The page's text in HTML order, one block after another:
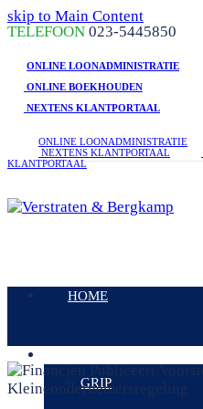
skip to Main Content
linkedin
facebook
phone
TELEFOON 023-5445850
ONLINE LOONADMINISTRATIE
ONLINE BOEKHOUDEN
NEXTENS KLANTPORTAAL
ONLINE LOONADMINISTRATIE
NEXTENS KLANTPORTAAL
KLANTPORTAAL
Mobile
HOME
GRIP